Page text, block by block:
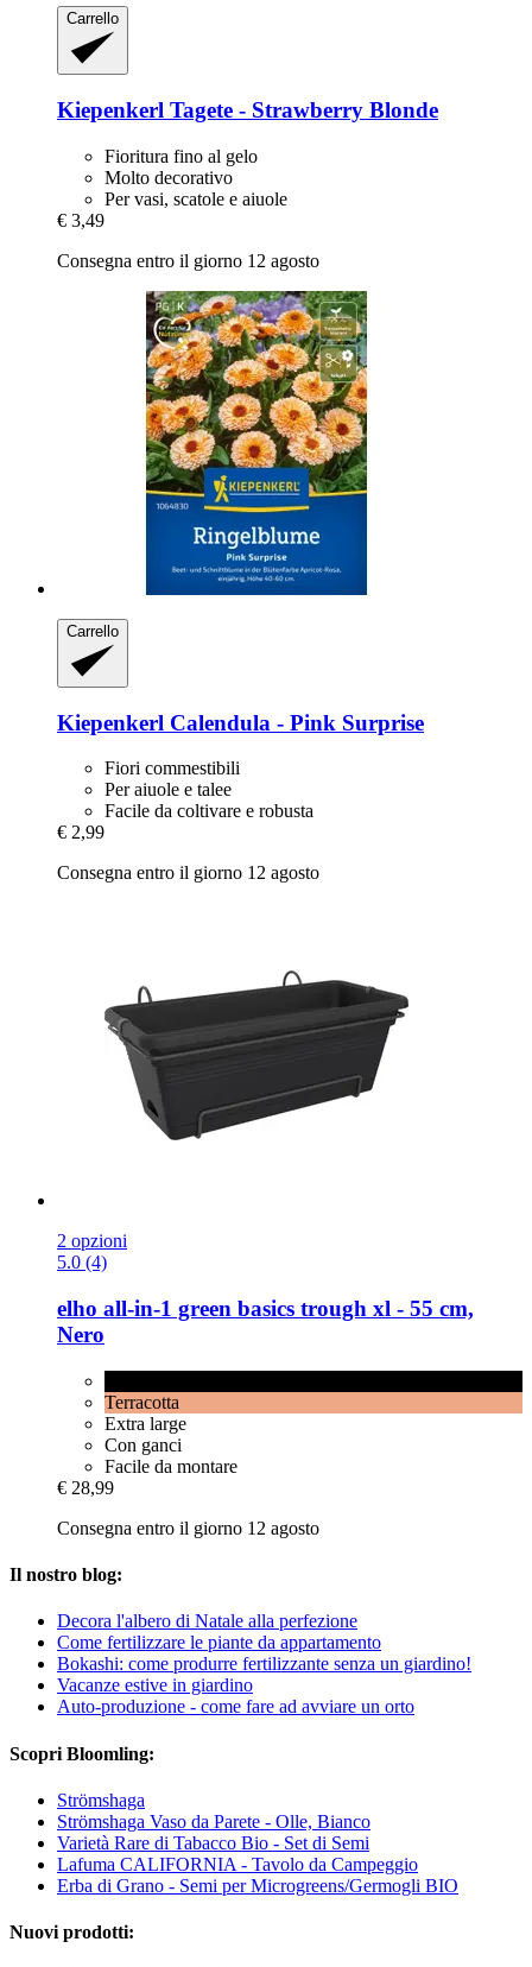
Carrello
Kiepenkerl Tagete -​ Strawberry Blonde
Fioritura fino al gelo
Molto decorativo
Per vasi, scatole e aiuole
€ 3,49
Consegna entro il giorno 12 agosto
Carrello
Kiepenkerl Calendula -​ Pink Surprise
Fiori commestibili
Per aiuole e talee
Facile da coltivare e robusta
€ 2,99
Consegna entro il giorno 12 agosto
2 opzioni
5.0 (4)
elho all-​in-​1 green basics trough xl -​ 55 cm,
Nero
Terracotta
Extra large
Con ganci
Facile da montare
€ 28,99
Consegna entro il giorno 12 agosto
Il nostro blog:
Decora l'albero di Natale alla perfezione
Come fertilizzare le piante da appartamento
Bokashi: come produrre fertilizzante senza un giardino!
Vacanze estive in giardino
Auto-produzione - come fare ad avviare un orto
Scopri Bloomling:
Strömshaga
Strömshaga Vaso da Parete - Olle, Bianco
Varietà Rare di Tabacco Bio - Set di Semi
Lafuma CALIFORNIA - Tavolo da Campeggio
Erba di Grano - Semi per Microgreens/Germogli BIO
Nuovi prodotti: